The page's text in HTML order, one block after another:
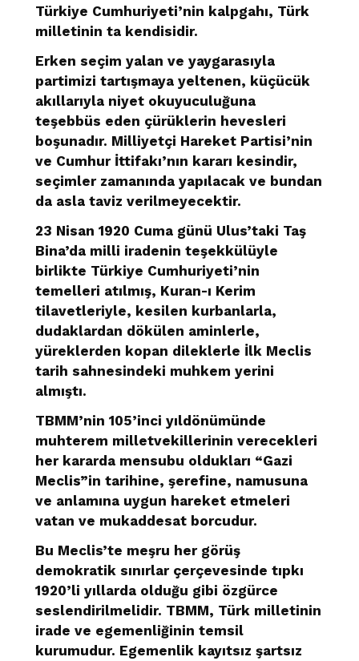
Türkiye Cumhuriyeti’nin kalpgahı, Türk
milletinin ta kendisidir.
Erken seçim yalan ve yaygarasıyla
partimizi tartışmaya yeltenen, küçücük
akıllarıyla niyet okuyuculuğuna
teşebbüs eden çürüklerin hevesleri
boşunadır. Milliyetçi Hareket Partisi’nin
ve Cumhur İttifakı’nın kararı kesindir,
seçimler zamanında yapılacak ve bundan
da asla taviz verilmeyecektir.
23 Nisan 1920 Cuma günü Ulus’taki Taş
Bina’da milli iradenin teşekkülüyle
birlikte Türkiye Cumhuriyeti’nin
temelleri atılmış, Kuran-ı Kerim
tilavetleriyle, kesilen kurbanlarla,
dudaklardan dökülen aminlerle,
yüreklerden kopan dileklerle İlk Meclis
tarih sahnesindeki muhkem yerini
almıştı.
TBMM’nin 105’inci yıldönümünde
muhterem milletvekillerinin verecekleri
her kararda mensubu oldukları “Gazi
Meclis”in tarihine, şerefine, namusuna
ve anlamına uygun hareket etmeleri
vatan ve mukaddesat borcudur.
Bu Meclis’te meşru her görüş
demokratik sınırlar çerçevesinde tıpkı
1920’li yıllarda olduğu gibi özgürce
seslendirilmelidir. TBMM, Türk milletinin
irade ve egemenliğinin temsil
kurumudur. Egemenlik kayıtsız şartsız